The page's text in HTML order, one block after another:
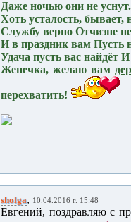
Даже ночью они не уснут.
Хоть усталость, бывает,
Службу верно Отчизне
И в праздник вам Пусть
Удача пусть вас найдёт
Женечка, желаю вам
перехватить!
sholga, 10.04.2016 г. 15:48
Евгений, поздравляю с